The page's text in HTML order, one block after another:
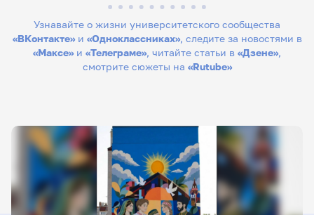
Узнавайте о жизни университетского сообщества
«ВКонтакте»и «Одноклассниках», следите за новостями в
«Максе» и «Телеграме», читайте статьи в «Дзене»,
смотрите сюжеты на «Rutube»